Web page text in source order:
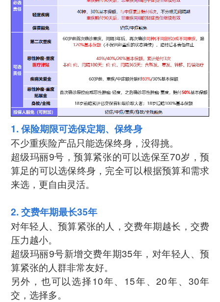
1. 保险期限可选保定期、保终身
不少重疾险产品只能选保终身，没得挑。
超级玛丽9号，预算紧张的可以选保至70岁，预
算足的可以选保终身，完全可以根据预算和需求
来选，更自由灵活。
2. 交费年期最长35年
对年轻人、预算紧张的人，交费年期越长，交费
压力越小。
超级玛丽9号新增交费年期35年，对年轻人、预
算紧张的人群非常友好。
另外，也可以选择10年、15年、20年、30年
交，选择多。